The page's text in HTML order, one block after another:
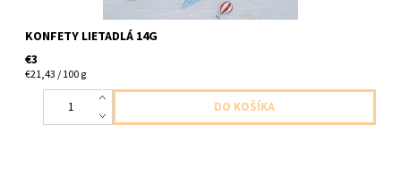
KONFETY LIETADLÁ 14G
€3
€21,43 / 100 g